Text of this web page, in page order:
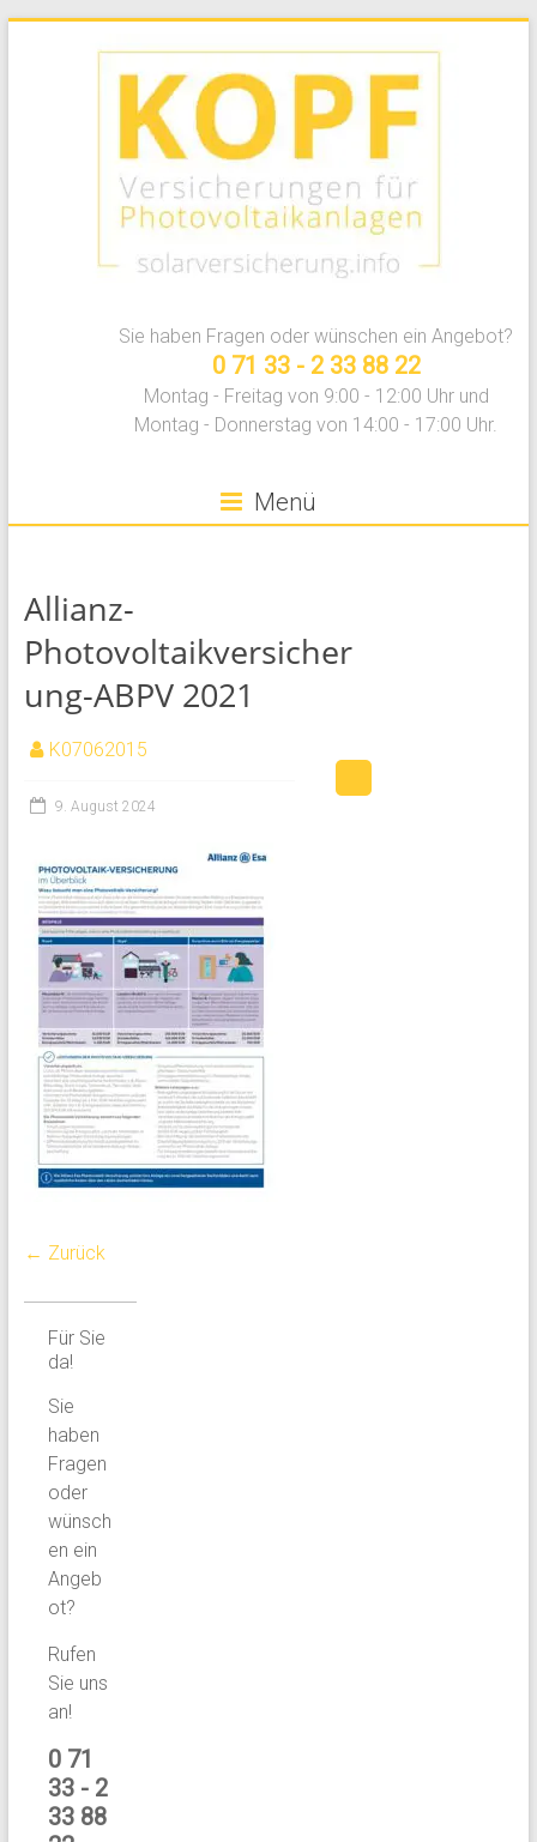
Photovoltaikversicherung
vergleichen
Sie haben Fragen oder wünschen ein Angebot?
0 71 33 - 2 33 88 22
Montag - Freitag von 9:00 - 12:00 Uhr und
Montag - Donnerstag von 14:00 - 17:00 Uhr.
Menü
Allianz-
Photovoltaikversicher
ung-ABPV 2021
K07062015
9. August 2024
← Zurück
Für Sie
da!
Sie
haben
Fragen
oder
wünsch
en ein
Angeb
ot?
Rufen
Sie uns
an!
0 71
33 - 2
33 88